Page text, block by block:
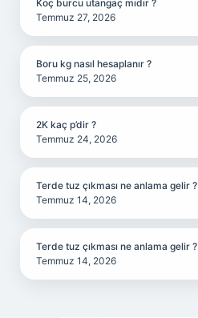
Koç burcu utangaç mıdır ?
Temmuz 27, 2026
Boru kg nasıl hesaplanır ?
Temmuz 25, 2026
2K kaç p’dir ?
Temmuz 24, 2026
Terde tuz çıkması ne anlama gelir ?
Temmuz 14, 2026
Terde tuz çıkması ne anlama gelir ?
Temmuz 14, 2026